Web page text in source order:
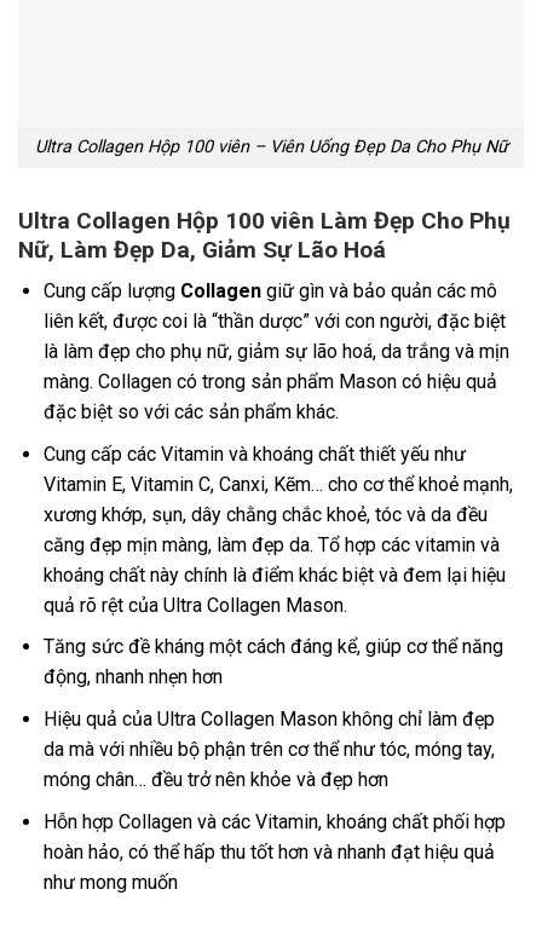
Ultra Collagen Hộp 100 viên – Viên Uống Đẹp Da Cho Phụ Nữ
Ultra Collagen Hộp 100 viên Làm Đẹp Cho Phụ
Nữ, Làm Đẹp Da, Giảm Sự Lão Hoá
Cung cấp lượng Collagengiữ gìn và bảo quản các mô
liên kết, được coi là “thần dược” với con người, đặc biệt
là làm đẹp cho phụ nữ, giảm sự lão hoá, da trắng và mịn
màng. Collagen có trong sản phẩm Mason có hiệu quả
đặc biệt so với các sản phẩm khác.
Cung cấp các Vitamin và khoáng chất thiết yếu như
Vitamin E, Vitamin C, Canxi, Kẽm… cho cơ thể khoẻ mạnh,
xương khớp, sụn, dây chằng chắc khoẻ, tóc và da đều
căng đẹp mịn màng, làm đẹp da. Tổ hợp các vitamin và
khoáng chất này chính là điểm khác biệt và đem lại hiệu
quả rõ rệt của Ultra Collagen Mason.
Tăng sức đề kháng một cách đáng kể, giúp cơ thể năng
động, nhanh nhẹn hơn
Hiệu quả của Ultra Collagen Mason không chỉ làm đẹp
da mà với nhiều bộ phận trên cơ thể như tóc, móng tay,
móng chân… đều trở nên khỏe và đẹp hơn
Hỗn hợp Collagen và các Vitamin, khoáng chất phối hợp
hoàn hảo, có thể hấp thu tốt hơn và nhanh đạt hiệu quả
như mong muốn